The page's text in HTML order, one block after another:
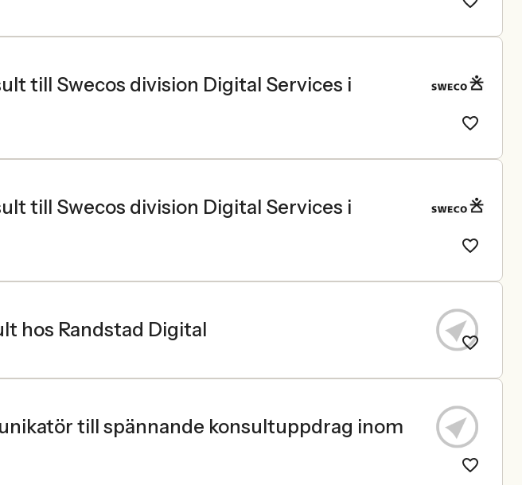
till Swecos division Digital Services i
till Swecos division Digital Services i
hos Randstad Digital
till spännande konsultuppdrag inom